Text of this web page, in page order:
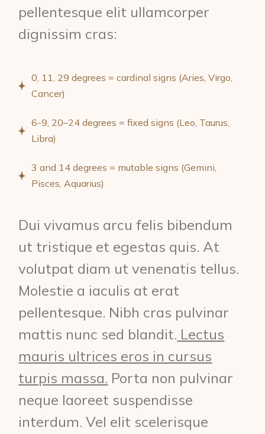
pellentesque elit ullamcorper
dignissim cras:
0, 11, 29 degrees = cardinal signs (Aries, Virgo,
Cancer)
6-9, 20–24 degrees = fixed signs (Leo, Taurus,
Libra)
3 and 14 degrees = mutable signs (Gemini,
Pisces, Aquarius)
Dui vivamus arcu felis bibendum
ut tristique et egestas quis. At
volutpat diam ut venenatis tellus.
Molestie a iaculis at erat
pellentesque. Nibh cras pulvinar
mattis nunc sed blandit. Lectus
mauris ultrices eros in cursus
turpis massa. Porta non pulvinar
neque laoreet suspendisse
interdum. Vel elit scelerisque